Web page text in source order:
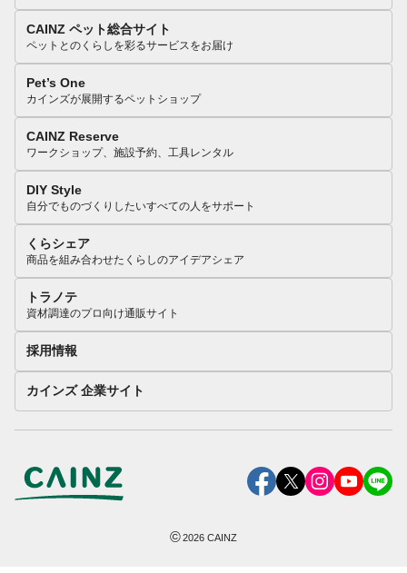
CAINZ ペット総合サイト
ペットとのくらしを彩るサービスをお届け
Pet’s One
カインズが展開するペットショップ
CAINZ Reserve
ワークショップ、施設予約、工具レンタル
DIY Style
自分でものづくりしたいすべての人をサポート
くらシェア
商品を組み合わせたくらしのアイデアシェア
トラノテ
資材調達のプロ向け通販サイト
採用情報
カインズ 企業サイト
©2026 CAINZ